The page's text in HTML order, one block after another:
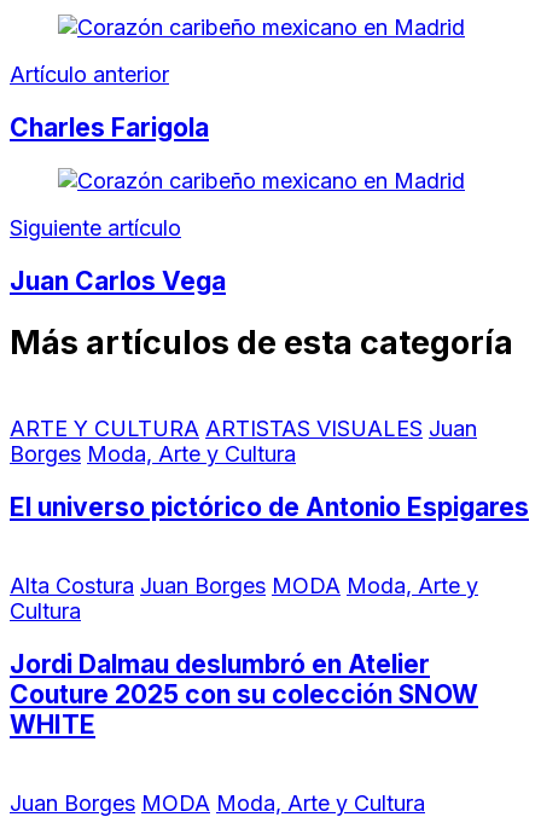
Artículo anterior
Charles Farigola
Siguiente artículo
Juan Carlos Vega
Más artículos de esta categoría
ARTE Y CULTURA ARTISTAS VISUALES Juan
Borges Moda, Arte y Cultura
El universo pictórico de Antonio Espigares
Alta Costura Juan Borges MODA Moda, Arte y
Cultura
Jordi Dalmau deslumbró en Atelier
Couture 2025 con su colección SNOW
WHITE
Juan Borges MODA Moda, Arte y Cultura